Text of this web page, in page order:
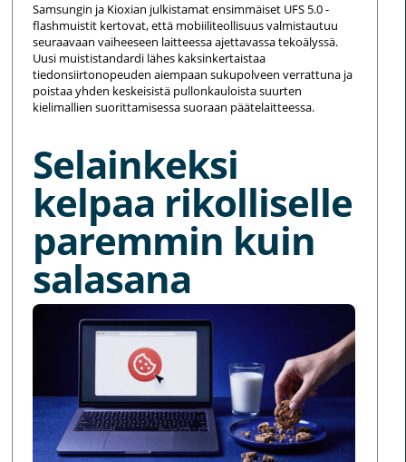
Samsungin ja Kioxian julkistamat ensimmäiset UFS 5.0 -
flashmuistit kertovat, että mobiiliteollisuus valmistautuu
seuraavaan vaiheeseen laitteessa ajettavassa tekoälyssä.
Uusi muististandardi lähes kaksinkertaistaa
tiedonsiirtonopeuden aiempaan sukupolveen verrattuna ja
poistaa yhden keskeisistä pullonkauloista suurten
kielimallien suorittamisessa suoraan päätelaitteessa.
Selainkeksi
kelpaa rikolliselle
paremmin kuin
salasana